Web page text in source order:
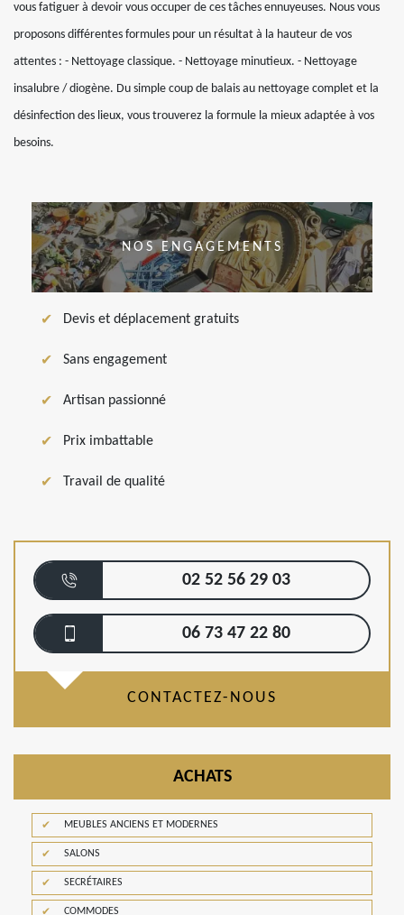
vous fatiguer à devoir vous occuper de ces tâches ennuyeuses. Nous vous
proposons différentes formules pour un résultat à la hauteur de vos
attentes : - Nettoyage classique. - Nettoyage minutieux. - Nettoyage
insalubre / diogène. Du simple coup de balais au nettoyage complet et la
désinfection des lieux, vous trouverez la formule la mieux adaptée à vos
besoins.
NOS ENGAGEMENTS
Devis et déplacement gratuits
Sans engagement
Artisan passionné
Prix imbattable
Travail de qualité
02 52 56 29 03
06 73 47 22 80
CONTACTEZ-NOUS
ACHATS
MEUBLES ANCIENS ET MODERNES
SALONS
SECRÉTAIRES
COMMODES